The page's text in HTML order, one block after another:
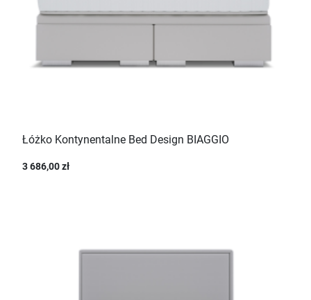
Łóżko Kontynentalne Bed Design BIAGGIO
3 686,00 zł